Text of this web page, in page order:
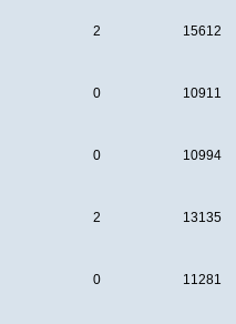
2 15612
0 10911
0 10994
2 13135
0 11281